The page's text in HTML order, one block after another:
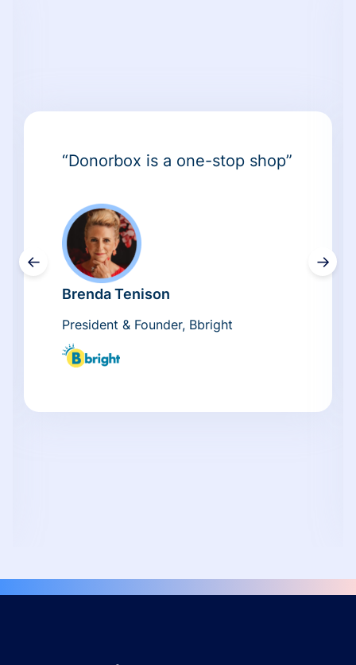
←
“Donorbox is a one-stop shop”
Brenda Tenison
President & Founder, Bbright
→